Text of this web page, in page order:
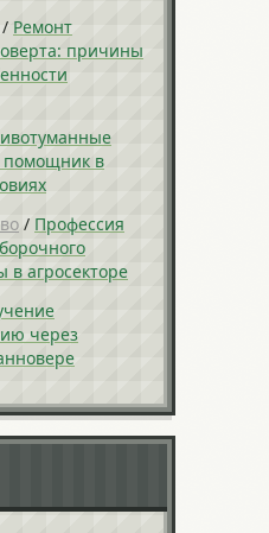
/ Ремонт
причины
в
/ Профессия
в агросекторе
через